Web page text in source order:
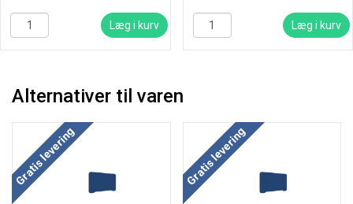
Læg i kurv Læg i kurv
Alternativer til varen
Køb mere og spar
Gratis levering Køb mere og spar
Gratis levering